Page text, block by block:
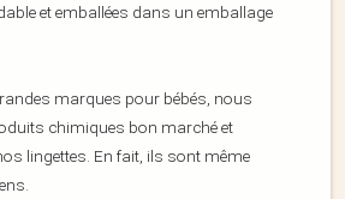
et emballées dans un emballage
marques pour bébés, nous
chimiques bon marché et
lingettes. En fait, ils sont même